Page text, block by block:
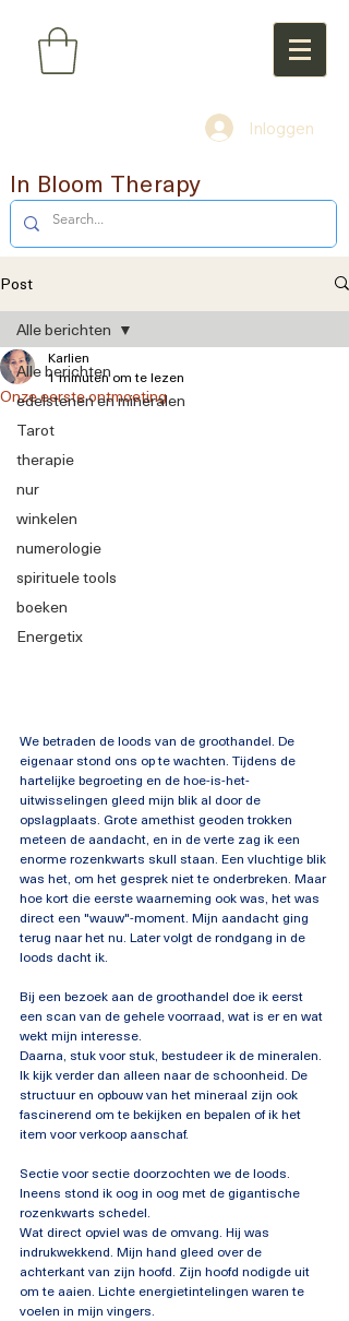
Inloggen
In Bloom Therapy
Post
Alle berichten
edelstenen en mineralen
Tarot
therapie
nur
winkelen
numerologie
spirituele tools
boeken
Energetix
Alle berichten
Onze eerste ontmoeting
Karlien
1 minuten om te lezen
We betraden de loods van de groothandel. De
eigenaar stond ons op te wachten. Tijdens de
hartelijke begroeting en de hoe-is-het-
uitwisselingen gleed mijn blik al door de
opslagplaats. Grote amethist geoden trokken
meteen de aandacht, en in de verte zag ik een
enorme rozenkwarts skull staan. Een vluchtige blik
was het, om het gesprek niet te onderbreken. Maar
hoe kort die eerste waarneming ook was, het was
direct een "wauw"-moment. Mijn aandacht ging
terug naar het nu. Later volgt de rondgang in de
loods dacht ik.
Bij een bezoek aan de groothandel doe ik eerst
een scan van de gehele voorraad, wat is er en wat
wekt mijn interesse.
Daarna, stuk voor stuk, bestudeer ik de mineralen.
Ik kijk verder dan alleen naar de schoonheid. De
structuur en opbouw van het mineraal zijn ook
fascinerend om te bekijken en bepalen of ik het
item voor verkoop aanschaf.
Sectie voor sectie doorzochten we de loods.
Ineens stond ik oog in oog met de gigantische
rozenkwarts schedel.
Wat direct opviel was de omvang. Hij was
indrukwekkend. Mijn hand gleed over de
achterkant van zijn hoofd. Zijn hoofd nodigde uit
om te aaien. Lichte energietintelingen waren te
voelen in mijn vingers.